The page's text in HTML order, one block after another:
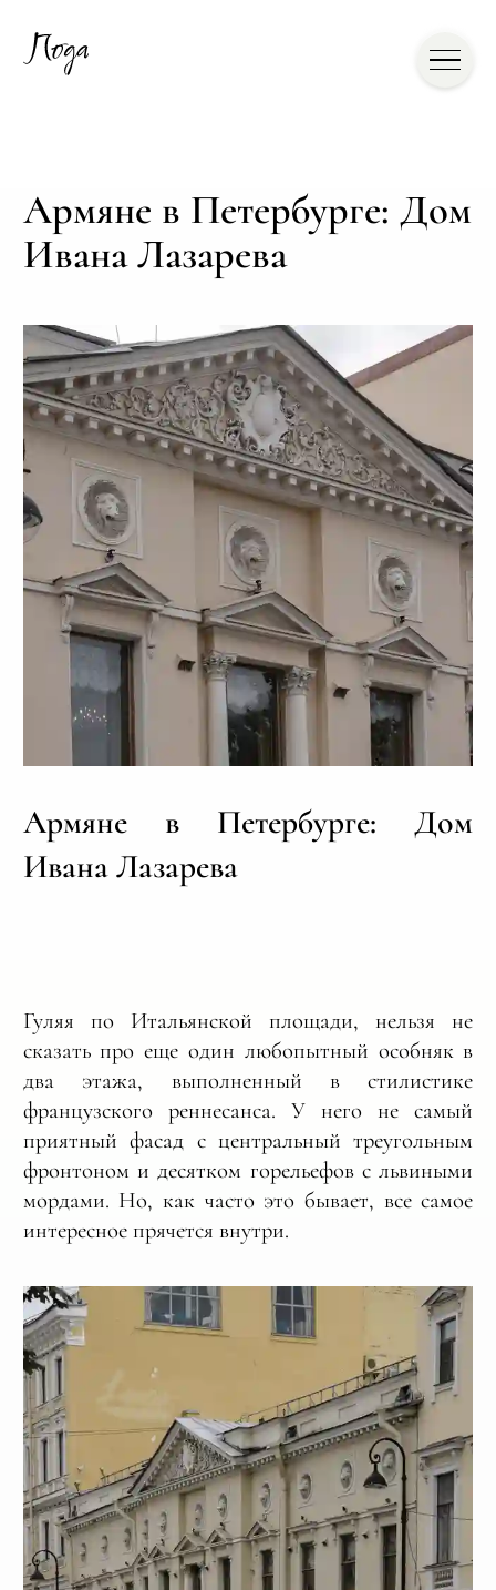
Армяне в Петербурге: Дом
Ивана Лазарева
Армяне в Петербурге: Дом
Ивана Лазарева
Гуляя по Итальянской площади, нельзя не
сказать про еще один любопытный особняк в
два этажа, выполненный в стилистике
французского реннесанса. У него не самый
приятный фасад с центральный треугольным
фронтоном и десятком горельефов с львиными
мордами. Но, как часто это бывает, все самое
интересное прячется внутри.